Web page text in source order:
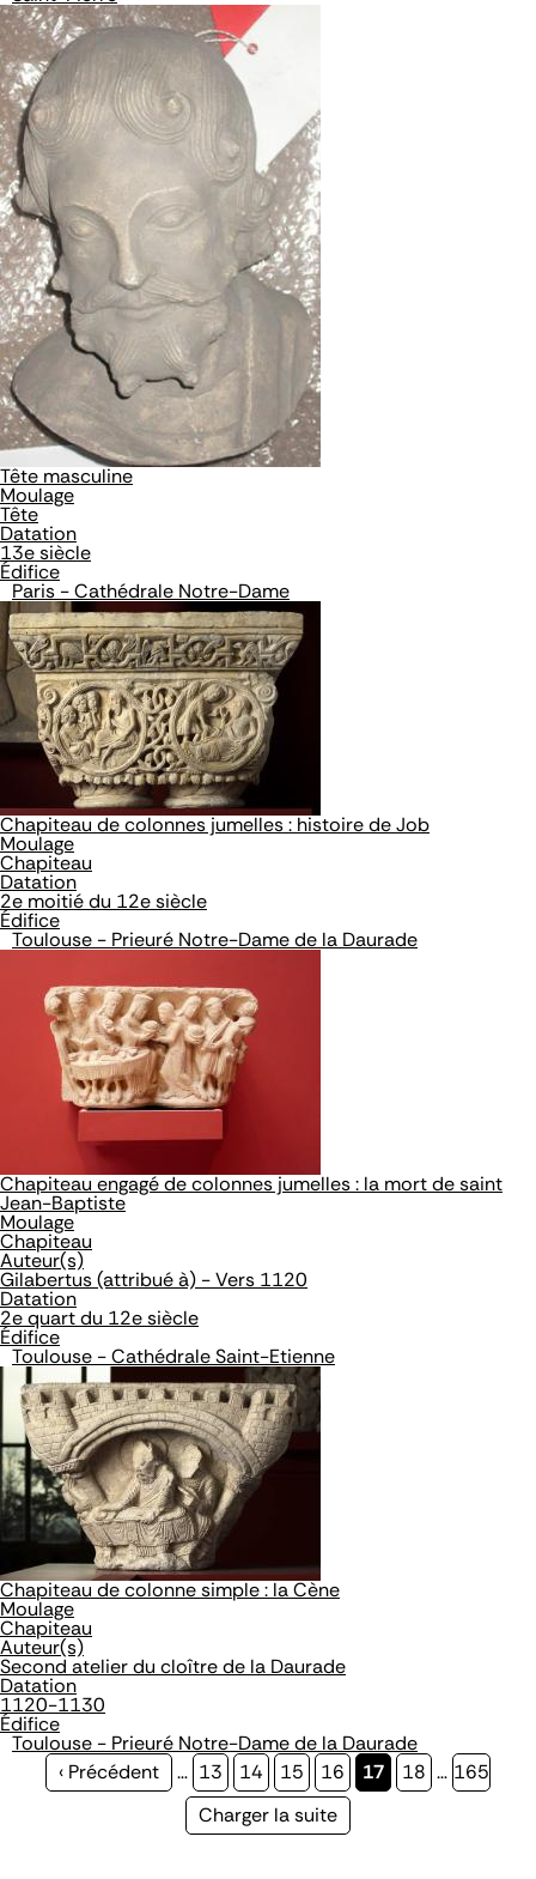
Tête masculine
Moulage
Tête
Datation
13e siècle
Édifice
Paris - Cathédrale Notre-Dame
Chapiteau de colonnes jumelles : histoire de Job
Moulage
Chapiteau
Datation
2e moitié du 12e siècle
Édifice
Toulouse - Prieuré Notre-Dame de la Daurade
Chapiteau engagé de colonnes jumelles : la mort de saint
Jean-Baptiste
Moulage
Chapiteau
Auteur(s)
Gilabertus (attribué à) - Vers 1120
Datation
2e quart du 12e siècle
Édifice
Toulouse - Cathédrale Saint-Etienne
Chapiteau de colonne simple : la Cène
Moulage
Chapiteau
Auteur(s)
Second atelier du cloître de la Daurade
Datation
1120-1130
Édifice
Toulouse - Prieuré Notre-Dame de la Daurade
Page
‹ Précédent … Page
13 Page
14 Page
15 Page
16
Page
17 Page
18 … Page
165
Page
Charger la suite